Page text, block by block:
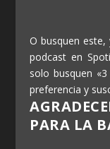
O busquen
podcast en
solo busquen
preferencia y
PARA LA